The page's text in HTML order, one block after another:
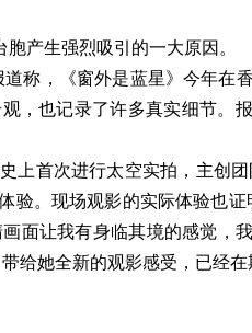
产生强烈吸引的一大原因。
称，《窗外是蓝星》今年在
，也记录了许多真实细节。
上首次进行太空实拍，主创
验。现场观影的实际体验也证
面让我有身临其境的感觉，
给她全新的观影感受，已经在